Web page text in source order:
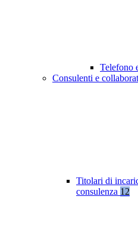
Telefono
Consulenti e
Titolari di
consulenza 12